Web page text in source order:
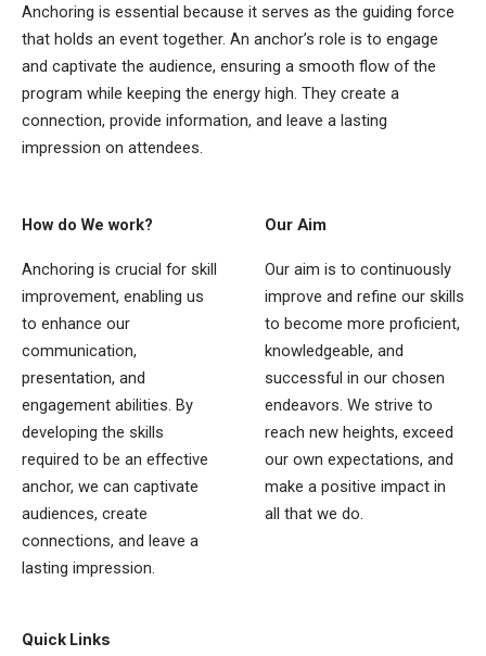
Anchoring is essential because it serves as the guiding force
that holds an event together. An anchor’s role is to engage
and captivate the audience, ensuring a smooth flow of the
program while keeping the energy high. They create a
connection, provide information, and leave a lasting
impression on attendees.
How do We work?
Anchoring is crucial for skill
improvement, enabling us
to enhance our
communication,
presentation, and
engagement abilities. By
developing the skills
required to be an effective
anchor, we can captivate
audiences, create
connections, and leave a
lasting impression.
Our Aim
Our aim is to continuously
improve and refine our skills
to become more proficient,
knowledgeable, and
successful in our chosen
endeavors. We strive to
reach new heights, exceed
our own expectations, and
make a positive impact in
all that we do.
Quick Links